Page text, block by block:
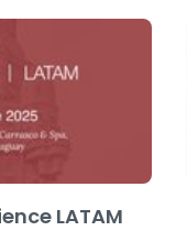
LATAM